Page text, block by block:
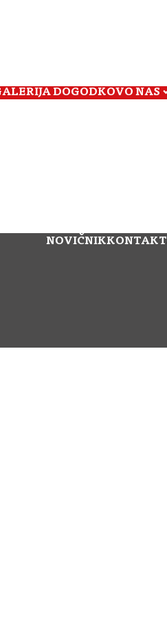
DOGODKOVO NAS
NOVIČNIKKONTAKT